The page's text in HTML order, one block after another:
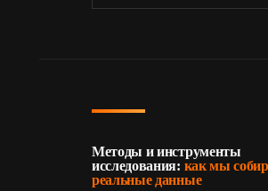
Методы и инструменты
исследования: как мы
реальные данные